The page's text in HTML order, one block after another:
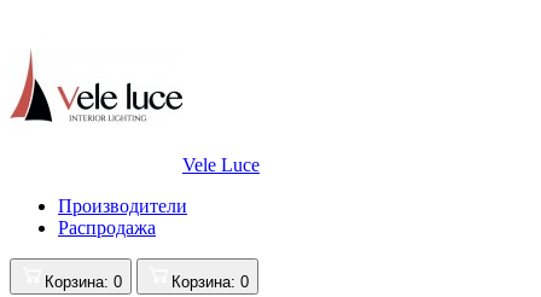
Vele Luce
Производители
Распродажа
Корзина: 0 Корзина: 0